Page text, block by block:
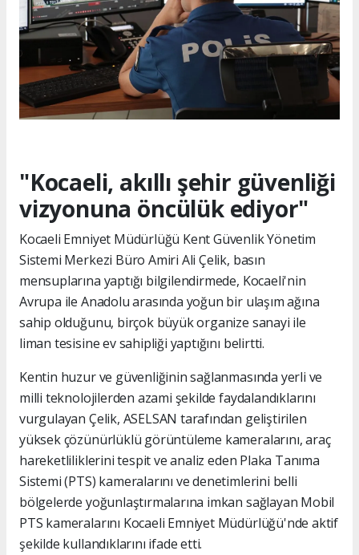
"Kocaeli, akıllı şehir güvenliği
vizyonuna öncülük ediyor"
Kocaeli Emniyet Müdürlüğü Kent Güvenlik Yönetim
Sistemi Merkezi Büro Amiri Ali Çelik, basın
mensuplarına yaptığı bilgilendirmede, Kocaeli'nin
Avrupa ile Anadolu arasında yoğun bir ulaşım ağına
sahip olduğunu, birçok büyük organize sanayi ile
liman tesisine ev sahipliği yaptığını belirtti.
Kentin huzur ve güvenliğinin sağlanmasında yerli ve
milli teknolojilerden azami şekilde faydalandıklarını
vurgulayan Çelik, ASELSAN tarafından geliştirilen
yüksek çözünürlüklü görüntüleme kameralarını, araç
hareketliliklerini tespit ve analiz eden Plaka Tanıma
Sistemi (PTS) kameralarını ve denetimlerini belli
bölgelerde yoğunlaştırmalarına imkan sağlayan Mobil
PTS kameralarını Kocaeli Emniyet Müdürlüğü'nde aktif
şekilde kullandıklarını ifade etti.